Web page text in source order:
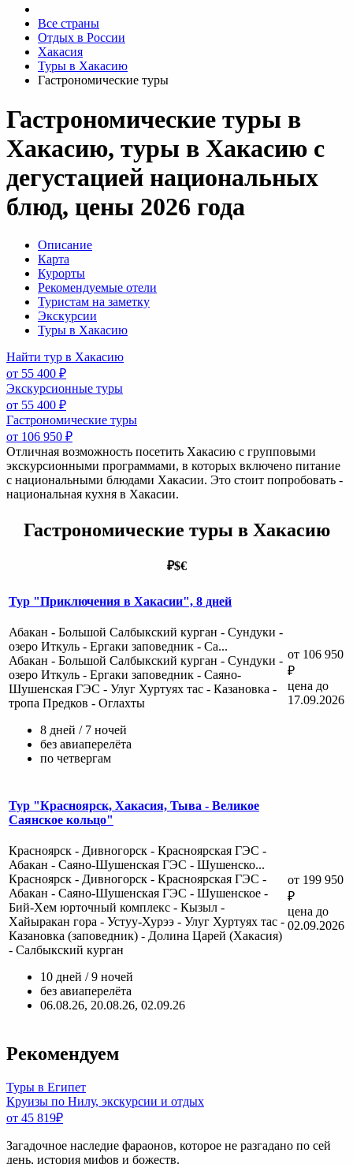
Все страны
Отдых в России
Хакасия
Туры в Хакасию
Гастрономические туры
Гастрономические туры в
Хакасию, туры в Хакасию с
дегустацией национальных
блюд, цены 2026 года
Описание
Карта
Курорты
Рекомендуемые отели
Туристам на заметку
Экскурсии
Туры в Хакасию
Найти тур в Хакасию
от 55 400 ₽
Экскурсионные туры
от 55 400 ₽
Гастрономические туры
от 106 950 ₽
Отличная возможность посетить Хакасию с групповыми
экскурсионными программами, в которых включено питание
с национальными блюдами Хакасии. Это стоит попробовать -
национальная кухня в Хакасии.
Гастрономические туры в Хакасию
₽$€
Тур "Приключения в Хакасии", 8 дней
Абакан - Большой Салбыкский курган - Сундуки -
озеро Иткуль - Ергаки заповедник - Са...
Абакан - Большой Салбыкский курган - Сундуки -
озеро Иткуль - Ергаки заповедник - Саяно-
Шушенская ГЭС - Улуг Хуртуях тас - Казановка -
тропа Предков - Оглахты
8 дней / 7 ночей
без авиаперелёта
по четвергам
от 106 950
₽
цена до
17.09.2026
Тур "Красноярск, Хакасия, Тыва - Великое
Саянское кольцо"
Красноярск - Дивногорск - Красноярская ГЭС -
Абакан - Саяно-Шушенская ГЭС - Шушенско...
Красноярск - Дивногорск - Красноярская ГЭС -
Абакан - Саяно-Шушенская ГЭС - Шушенское -
Бий-Хем юрточный комплекс - Кызыл -
Хайыракан гора - Устуу-Хурээ - Улуг Хуртуях тас -
Казановка (заповедник) - Долина Царей (Хакасия)
- Салбыкский курган
10 дней / 9 ночей
без авиаперелёта
06.08.26, 20.08.26, 02.09.26
от 199 950
₽
цена до
02.09.2026
Рекомендуем
Туры в Египет
Круизы по Нилу, экскурсии и отдых
от 45 819₽
Загадочное наследие фараонов, которое не разгадано по сей
день, история мифов и божеств.